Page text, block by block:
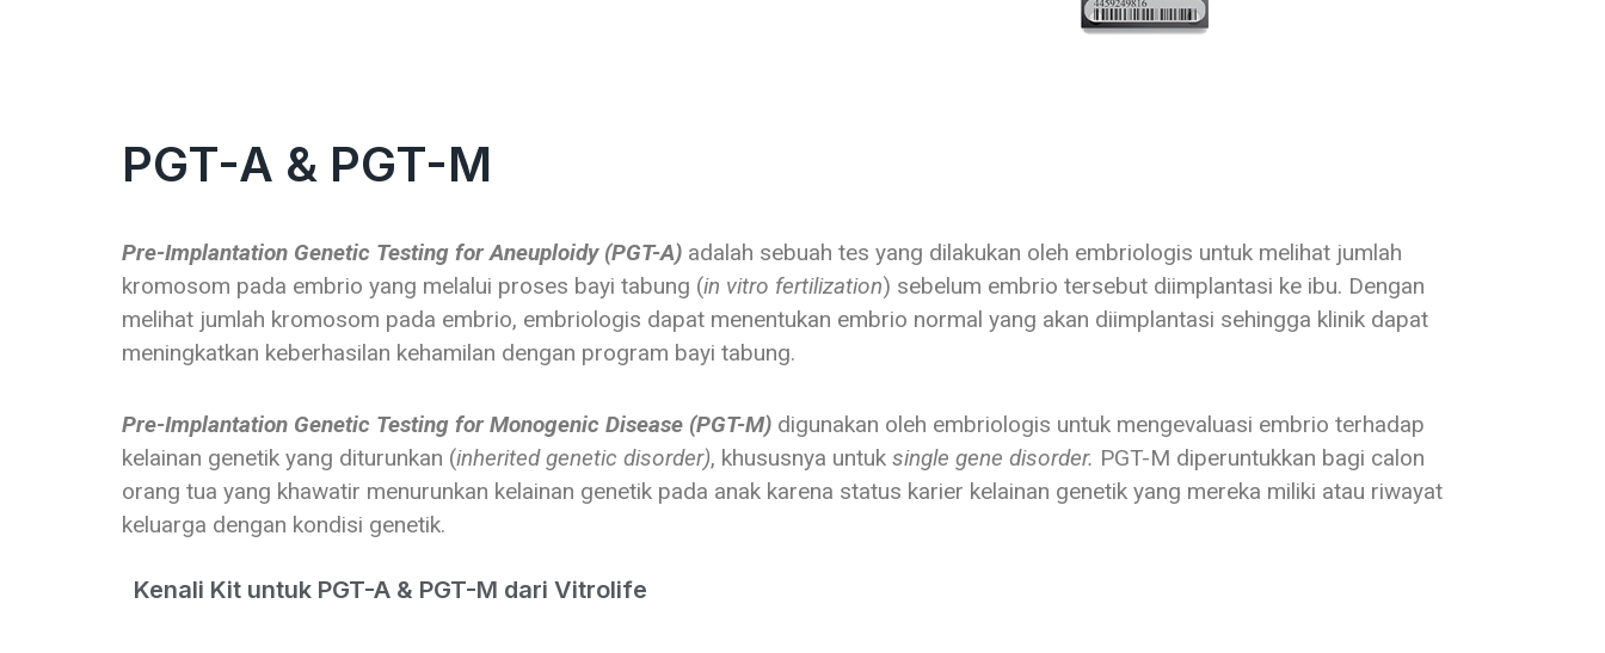
PGT-A & PGT-M
Pre-Implantation Genetic Testing for Aneuploidy (PGT-A) adalah sebuah tes yang dilakukan oleh embriologis untuk melihat jumlah
kromosom pada embrio yang melalui proses bayi tabung (in vitro fertilization) sebelum embrio tersebut diimplantasi ke ibu. Dengan
melihat jumlah kromosom pada embrio, embriologis dapat menentukan embrio normal yang akan diimplantasi sehingga klinik dapat
meningkatkan keberhasilan kehamilan dengan program bayi tabung.
Pre-Implantation Genetic Testing for Monogenic Disease (PGT-M) digunakan oleh embriologis untuk mengevaluasi embrio terhadap
kelainan genetik yang diturunkan (inherited genetic disorder), khususnya untuk single gene disorder. PGT-M diperuntukkan bagi calon
orang tua yang khawatir menurunkan kelainan genetik pada anak karena status karier kelainan genetik yang mereka miliki atau riwayat
keluarga dengan kondisi genetik.
Kenali Kit untuk PGT-A & PGT-M dari Vitrolife